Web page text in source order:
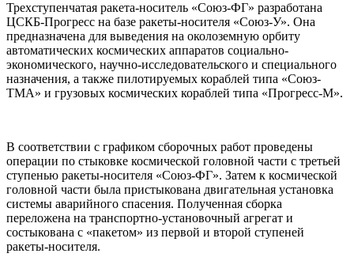
Трехступенчатая ракета-носитель «Союз-ФГ» разработана
ЦСКБ-Прогресс на базе ракеты-носителя «Союз-У». Она
предназначена для выведения на околоземную орбиту
автоматических космических аппаратов социально-
экономического, научно-исследовательского и специального
назначения, а также пилотируемых кораблей типа «Союз-
ТМА» и грузовых космических кораблей типа «Прогресс-М».
В соответствии с графиком сборочных работ проведены
операции по стыковке космической головной части с третьей
ступенью ракеты-носителя «Союз-ФГ». Затем к космической
головной части была пристыкована двигательная установка
системы аварийного спасения. Полученная сборка
переложена на транспортно-установочный агрегат и
состыкована с «пакетом» из первой и второй ступеней
ракеты-носителя.